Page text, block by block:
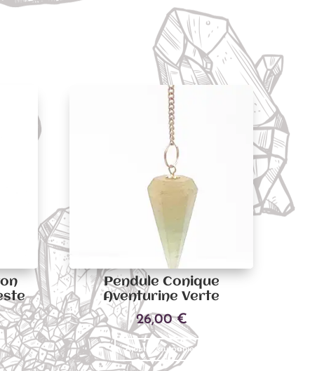
Pendule Conique
Aventurine Verte
26,00€
Ajouter au panier